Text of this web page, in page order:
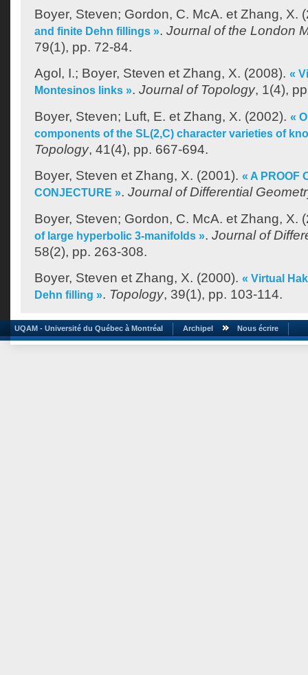
Boyer, Steven; Gordon, C. McA. et Zhang, X.
and finite Dehn fillings ». Journal of the London
79(1), pp. 72-84.
Agol, I.; Boyer, Steven et Zhang, X. (2008). «
Montesinos links ». Journal of Topology, 1(4),
Boyer, Steven; Luft, E. et Zhang, X. (2002). «
components of the SL(2,C) character varieties of
Topology, 41(4), pp. 667-694.
Boyer, Steven et Zhang, X. (2001). « A PROOF
CONJECTURE ». Journal of Differential
Boyer, Steven; Gordon, C. McA. et Zhang, X.
of large hyperbolic 3-manifolds ». Journal of
58(2), pp. 263-308.
Boyer, Steven et Zhang, X. (2000). « Virtual
Dehn filling ». Topology, 39(1), pp. 103-114.
UQAM - Université du Québec à Montréal Archipel Nous écrire